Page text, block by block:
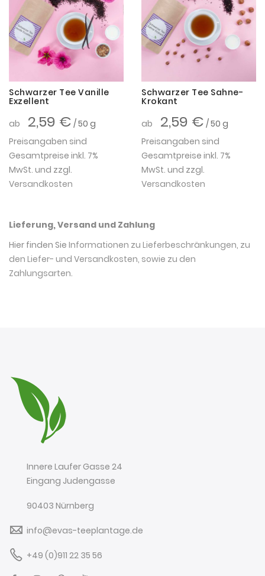
Schwarzer Tee Vanille
Exzellent
ab
2,59 € / 50 g
Preisangaben sind
Gesamtpreise inkl. 7%
MwSt. und zzgl.
Versandkosten
Schwarzer Tee Sahne-
Krokant
ab
2,59 € / 50 g
Preisangaben sind
Gesamtpreise inkl. 7%
MwSt. und zzgl.
Versandkosten
Lieferung, Versand und Zahlung
Hier finden Sie Informationen zu Lieferbeschränkungen, zu
den Liefer- und Versandkosten, sowie zu den
Zahlungsarten.
Innere Laufer Gasse 24
Eingang Judengasse
90403 Nürnberg
info@evas-teeplantage.de
+49 (0)911 22 35 56